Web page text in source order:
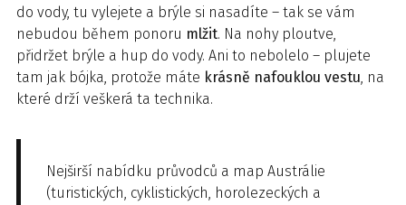
do vody, tu vylejete a brýle si nasadíte – tak se vám
nebudou během ponoru mlžit. Na nohy ploutve,
přidržet brýle a hup do vody. Ani to nebolelo – plujete
tam jak bójka, protože máte krásně nafouklou vestu, na
které drží veškerá ta technika.
Nejširší nabídku průvodců a map Austrálie
(turistických, cyklistických, horolezeckých a